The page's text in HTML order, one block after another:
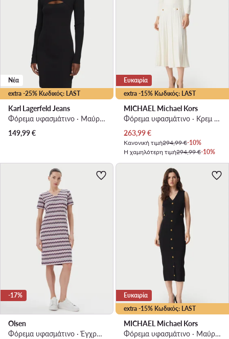
extra -25% Κωδικός: LAST
Νέα
Karl Lagerfeld Jeans
Φόρεμα υφασμάτινο · Μαύρο · Mini
149,99€
extra -15% Κωδικός: LAST
Ευκαιρία
MICHAEL Michael Kors
Φόρεμα υφασμάτινο · Κρεμ · Midi
Τρέχουσα τιμή
263,99€
Κανονική τιμή294,99 €-10%
Η χαμηλότερη τιμή294,99 €-10%
-17%
Olsen
Φόρεμα υφασμάτινο · Έγχρωμο · Midi
extra -15% Κωδικός: LAST
Ευκαιρία
MICHAEL Michael Kors
Φόρεμα υφασμάτινο · Μαύρο · Midi